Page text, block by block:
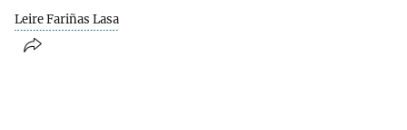
Leire Fariñas Lasa